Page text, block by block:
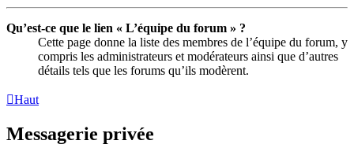
Qu’est-ce que le lien « L’équipe du forum » ?
Cette page donne la liste des membres de l’équipe du forum, y
compris les administrateurs et modérateurs ainsi que d’autres
détails tels que les forums qu’ils modèrent.
Haut
Messagerie privée